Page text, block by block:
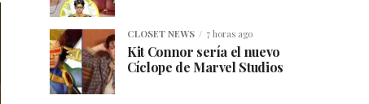
CLOSET NEWS 7 horas ago
Kit Connor sería el nuevo
Cíclope de Marvel Studios